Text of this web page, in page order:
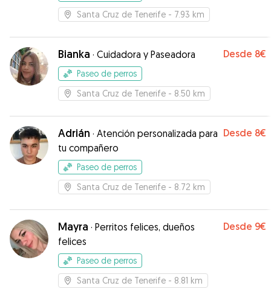
Santa Cruz de Tenerife - 7.93 km
Bianka · Cuidadora y Paseadora Desde 8€
Paseo de perros
Santa Cruz de Tenerife - 8.50 km
Adrián · Atención personalizada para
tu compañero
Desde 8€
Paseo de perros
Santa Cruz de Tenerife - 8.72 km
Mayra · Perritos felices, dueños
felices
Desde 9€
Paseo de perros
Santa Cruz de Tenerife - 8.81 km